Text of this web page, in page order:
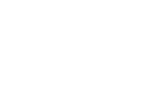
pour votre motoneige peuvent se
une remorque. Chaque étape est
conducteur. Si vous avez des
de faire vous-même certaines
, qui est